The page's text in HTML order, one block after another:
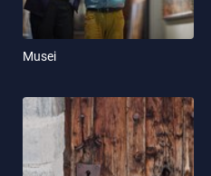
Musei